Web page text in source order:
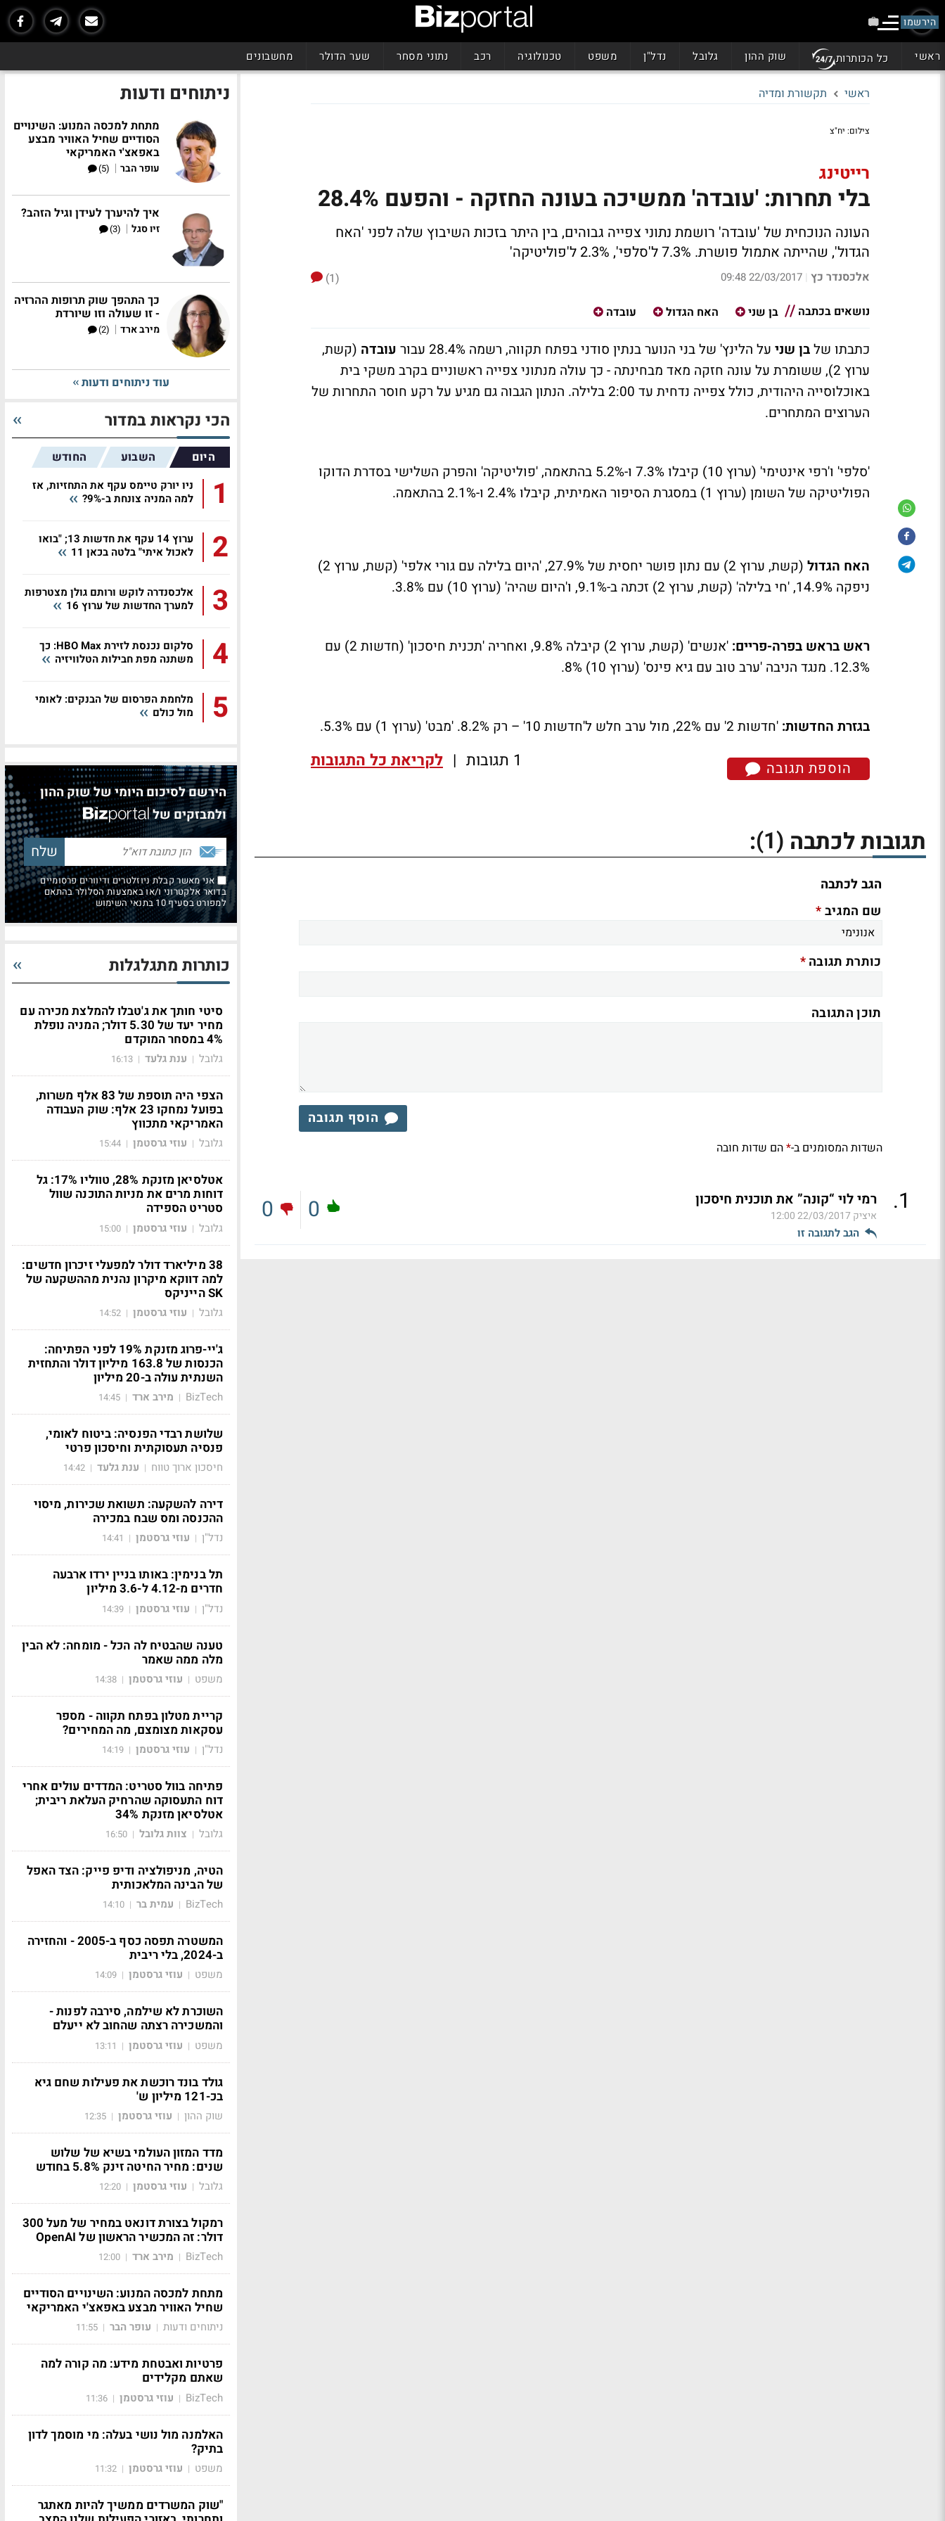
הירשמו
ראשי כל הכותרות שוק ההון גלובל נדל"ן משפט טכנולוגיה רכב נתוני מסחר שער הדולר מחשבונים
ראשי תקשורת ומדיה
צילום: יח"צ
רייטינג
בלי תחרות: 'עובדה' ממשיכה בעונה החזקה - והפעם 28.4%
העונה הנוכחית של 'עובדה' רושמת נתוני צפייה גבוהים, בין היתר בזכות השיבוץ שלה לפני 'האח
הגדול', שהייתה אתמול פושרת. 7.3% ל'סלפי', 2.3% ל'פוליטיקה'
אלכסנדר כץ |
22/03/2017 09:48
(1)
נושאים בכתבה
בן שני האח הגדול עובדה
כתבתו שלבן שני על הלינץ' של בני הנוער בנתין סודני בפתח תקווה, רשמה 28.4% עבור עובדה (קשת,
ערוץ 2), ששומרת על עונה חזקה מאד מבחינתה - כך עולה מנתוני צפייה ראשוניים בקרב משקי בית
באוכלוסייה היהודית, כולל צפייה נדחית עד 2:00 בלילה. הנתון הגבוה גם מגיע על רקע חוסר התחרות של
הערוצים המתחרים.
'סלפי' ו'רפי אינטימי' (ערוץ 10) קיבלו 7.3% ו-5.2% בהתאמה, 'פוליטיקה' והפרק השלישי בסדרת הדוקו
הפוליטיקה של השומן (ערוץ 1) במסגרת הסיפור האמיתית, קיבלו 2.4% ו-2.1% בהתאמה.
האח הגדול
(קשת, ערוץ 2) עם נתון פושר יחסית של 27.9%, 'היום בלילה עם גורי אלפי' (קשת, ערוץ 2)
ניפקה 14.9%, 'חי בלילה' (קשת, ערוץ 2) זכתה ב-9.1%, ו'היום שהיה' (ערוץ 10) עם 3.8%.
ראש בראש בפרה-פריים:
'אנשים' (קשת, ערוץ 2) קיבלה 9.8%, ואחריה 'תכנית חיסכון' (חדשות 2) עם
12.3%. מנגד הניבה 'ערב טוב עם גיא פינס' (ערוץ 10) 8%.
בגזרת החדשות: 'חדשות 2' עם 22%, מול ערב חלש ל'חדשות 10' – רק 8.2%. 'מבט' (ערוץ 1) עם 5.3%.
הוספת תגובה 1 תגובות | לקריאת כל התגובות
תגובות לכתבה (1)
:
הגב לכתבה
שם המגיב*
כותרת תגובה*
תוכן התגובה
הוסף תגובה
השדות המסומנים ב-*הם שדות חובה
1
. רמי לוי “קונה” את תוכנית חיסכון
איציק 22/03/2017 12:00
הגב לתגובה זו
0
0
ניתוחים ודעות
מתחת למכסה המנוע: השינויים
הסודיים שחיל האוויר מבצע
באפאצ'י האמריקאי
עופר הבר |
(5)
איך להיערך לעידן וגיל הזהב?
זיו סגל |
(3)
כך התהפך שוק תרופות ההרזיה
- זו שעולה וזו שיורדת
מירב ארד |
(2)
עוד ניתוחים ודעות
הכי נקראות במדור
היום השבוע החודש
1
ניו יורק טיימס עקף את התחזיות, אז
למה המניה צונחת ב-9%?
2
ערוץ 14 עקף את חדשות 13; "בואו
לאכול איתי" בלטה בכאן 11
3
אלכסנדרה לוקש ורותם גולן מצטרפות
למערך החדשות של ערוץ 16
4
סלקום נכנסת לזירת HBO Max: כך
משתנה מפת חבילות הטלוויזיה
5
מלחמת הפרסום של הבנקים: לאומי
מול כולם
הירשם לסיכום היומי של שוק ההון
ולמבזקים של
אני מאשר קבלת ניוזלטרים ודיוורים פרסומיים
בדואר אלקטרוני ו/או באמצעות הסלולר בהתאם
למפורט בסעיף 10 בתנאי השימוש
כותרות מתגלגלות
סיטי חותך את ג'טבלו להמלצת מכירה עם
מחיר יעד של 5.30 דולר; המניה נופלת
4% במסחר המוקדם
גלובל | ענת גלעד |
16:13
הצפי היה תוספת של 83 אלף משרות,
בפועל נמחקו 23 אלף: שוק העבודה
האמריקאי מתכווץ
גלובל | עוזי גרסטמן |
15:44
אטלסיאן מזנקת 28%, טווליו 17%: גל
דוחות מרים את מניות התוכנה שוול
סטריט הספידה
גלובל | עוזי גרסטמן |
15:00
38 מיליארד דולר למפעלי זיכרון חדשים:
למה דווקא מיקרון נהנית מההשקעה של
SK הייניקס
גלובל | עוזי גרסטמן |
14:52
ג'יי-פרוג מזנקת 19% לפני הפתיחה:
הכנסות של 163.8 מיליון דולר והתחזית
השנתית עולה ב-20 מיליון
BizTech
| מירב ארד |
14:45
שלושת רבדי הפנסיה: ביטוח לאומי,
פנסיה תעסוקתית וחיסכון פרטי
חיסכון ארוך טווח | ענת גלעד |
14:42
דירה להשקעה: תשואת שכירות, מיסוי
ההכנסה ומס שבח במכירה
נדל"ן | עוזי גרסטמן |
14:41
תל בנימין: באותו בניין ירדו ארבעה
חדרים מ-4.12 ל-3.6 מיליון
נדל"ן | עוזי גרסטמן |
14:39
טענה שהבטיח לה הכל - מומחה: לא הבין
מלה ממה שאמר
משפט | עוזי גרסטמן |
14:38
קריית מטלון בפתח תקווה - מספר
עסקאות מצומצם, מה המחירים?
נדל"ן | עוזי גרסטמן |
14:19
פתיחה בוול סטריט: המדדים עולים אחרי
דוח התעסוקה שהרחיק העלאת ריבית;
אטלסיאן מזנקת 34%
גלובל | צוות גלובל |
16:50
הטיה, מניפולציה ודיפ פייק: הצד האפל
של הבינה המלאכותית
BizTech
| עמית בר |
14:10
המשטרה תפסה כסף ב-2005 - והחזירה
ב-2024, בלי ריבית
משפט | עוזי גרסטמן |
14:09
השוכרת לא שילמה, סירבה לפנות -
והמשכירה רצתה שהחוב לא ייעלם
משפט | עוזי גרסטמן |
13:11
גולד בונד רוכשת את פעילות שחם גיא
בכ-121 מיליון ש'
שוק ההון | עוזי גרסטמן |
12:35
מדד המזון העולמי בשיא של שלוש
שנים: מחיר החיטה זינק 5.8% בחודש
גלובל | עוזי גרסטמן |
12:20
רמקול בצורת דונאט במחיר של מעל 300
דולר: זה המכשיר הראשון של OpenAI
BizTech
| מירב ארד |
12:00
מתחת למכסה המנוע: השינויים הסודיים
שחיל האוויר מבצע באפאצ'י האמריקאי
ניתוחים ודעות | עופר הבר |
11:55
פרטיות ואבטחת מידע: מה קורה למה
שאתם מקלידים
BizTech
| עוזי גרסטמן |
11:36
האלמנה מול נושי בעלה: מי מוסמך לדון
בתיק?
משפט | עוזי גרסטמן |
11:32
"שוק המשרדים ממשיך להיות מאתגר